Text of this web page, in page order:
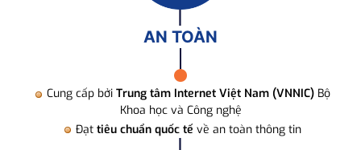
AN TOÀN
Cung cấp bởi Trung tâm Internet Việt Nam (VNNIC) Bộ
Khoa học và Công nghệ
Đạt tiêu chuẩn quốc tế về an toàn thông tin